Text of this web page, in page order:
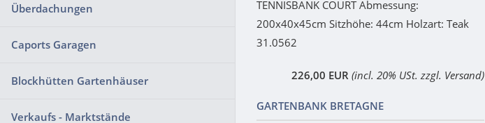
Überdachungen
Caports Garagen
Blockhütten Gartenhäuser
Verkaufs - Marktstände
TENNISBANK COURT Abmessung:
200x40x45cm Sitzhöhe: 44cm Holzart: Teak
31.0562
226,00 EUR (incl. 20% USt. zzgl. Versand)
GARTENBANK BRETAGNE